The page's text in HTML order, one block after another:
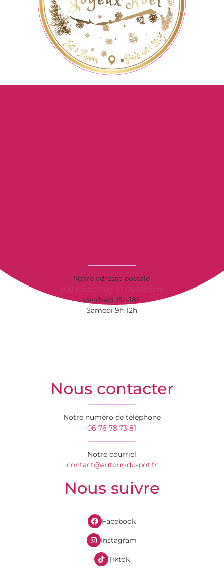
Notre adresse postale
Vendredi 15h-18h
Samedi 9h-12h
Nous contacter
Notre numéro de téléphone
06 76 78 73 81
Notre courriel
contact@autour-du-pot.fr
Nous suivre
Facebook
Instagram
Tiktok